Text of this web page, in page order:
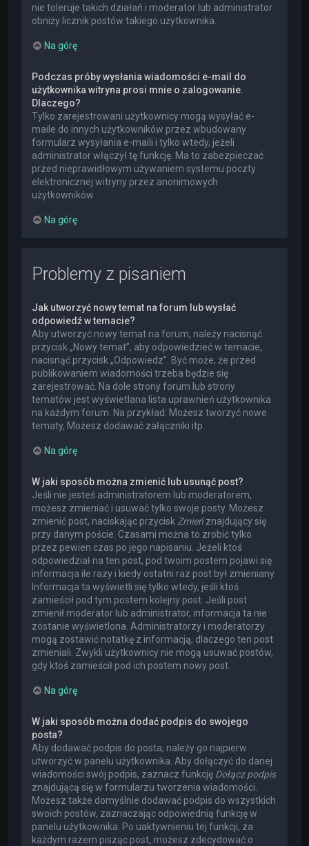
nie toleruje takich działań i moderator lub administrator
obniży licznik postów takiego użytkownika.
Na górę
Podczas próby wysłania wiadomości e-mail do
użytkownika witryna prosi mnie o zalogowanie.
Dlaczego?
Tylko zarejestrowani użytkownicy mogą wysyłać e-
maile do innych użytkowników przez wbudowany
formularz wysyłania e-maili i tylko wtedy, jeżeli
administrator włączył tę funkcję. Ma to zabezpieczać
przed nieprawidłowym używaniem systemu poczty
elektronicznej witryny przez anonimowych
użytkowników.
Na górę
Problemy z pisaniem
Jak utworzyć nowy temat na forum lub wysłać
odpowiedź w temacie?
Aby utworzyć nowy temat na forum, należy nacisnąć
przycisk „Nowy temat”, aby odpowiedzieć w temacie,
nacisnąć przycisk „Odpowiedz”. Być może, że przed
publikowaniem wiadomości trzeba będzie się
zarejestrować. Na dole strony forum lub strony
tematów jest wyświetlana lista uprawnień użytkownika
na każdym forum. Na przykład: Możesz tworzyć nowe
tematy, Możesz dodawać załączniki itp.
Na górę
W jaki sposób można zmienić lub usunąć post?
Jeśli nie jesteś administratorem lub moderatorem,
możesz zmieniać i usuwać tylko swoje posty. Możesz
zmienić post, naciskając przycisk Zmień znajdujący się
przy danym poście. Czasami można to zrobić tylko
przez pewien czas po jego napisaniu. Jeżeli ktoś
odpowiedział na ten post, pod twoim postem pojawi się
informacja ile razy i kiedy ostatni raz post był zmieniany.
Informacja ta wyświetli się tylko wtedy, jeśli ktoś
zamieścił pod tym postem kolejny post. Jeśli post
zmienił moderator lub administrator, informacja ta nie
zostanie wyświetlona. Administratorzy i moderatorzy
mogą zostawić notatkę z informacją, dlaczego ten post
zmieniali. Zwykli użytkownicy nie mogą usuwać postów,
gdy ktoś zamieścił pod ich postem nowy post.
Na górę
W jaki sposób można dodać podpis do swojego
posta?
Aby dodawać podpis do posta, należy go najpierw
utworzyć w panelu użytkownika. Aby dołączyć do danej
wiadomości swój podpis, zaznacz funkcję Dołącz podpis
znajdującą się w formularzu tworzenia wiadomości.
Możesz także domyślnie dodawać podpis do wszystkich
swoich postów, zaznaczając odpowiednią funkcję w
panelu użytkownika. Po uaktywnieniu tej funkcji, za
każdym razem pisząc post, możesz zdecydować o